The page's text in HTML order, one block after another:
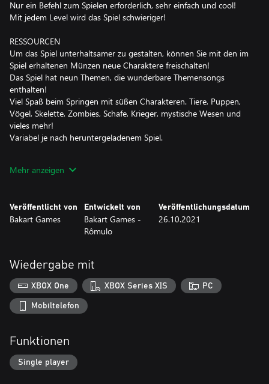
Nur ein Befehl zum Spielen erforderlich, sehr einfach und cool!
Mit jedem Level wird das Spiel schwieriger!
RESSOURCEN
Um das Spiel unterhaltsamer zu gestalten, können Sie mit den im
Spiel erhaltenen Münzen neue Charaktere freischalten!
Das Spiel hat neun Themen, die wunderbare Themensongs
enthalten!
Viel Spaß beim Springen mit süßen Charakteren. Tiere, Puppen,
Vögel, Skelette, Zombies, Schafe, Krieger, mystische Wesen und
vieles mehr!
Variabel je nach heruntergeladenem Spiel.
Das Spiel genießen!
Mehr anzeigen
Veröffentlicht von
Bakart Games
Entwickelt von
Bakart Games -
Rômulo
Veröffentlichungsdatum
26.10.2021
Wiedergabe mit
XBOX One XBOX Series X|S PC
Mobiltelefon
Funktionen
Single player